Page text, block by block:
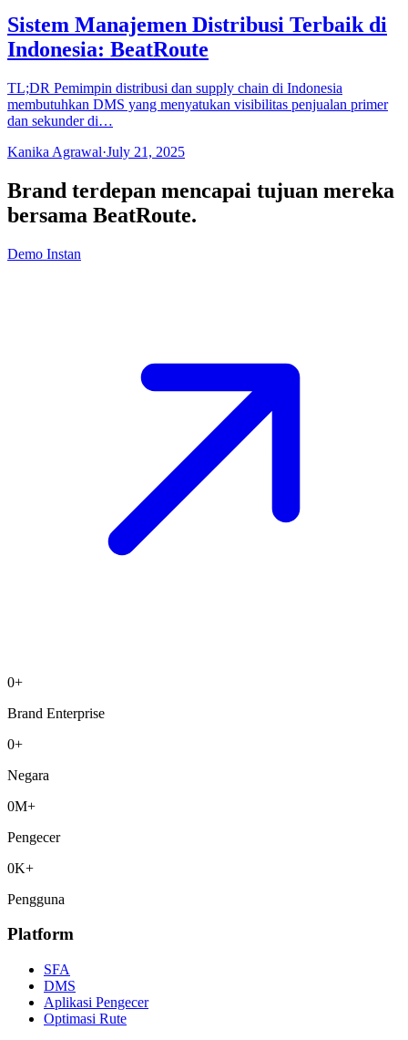
Sistem Manajemen Distribusi Terbaik di
Indonesia: BeatRoute
TL;DR Pemimpin distribusi dan supply chain di Indonesia
membutuhkan DMS yang menyatukan visibilitas penjualan primer
dan sekunder di…
Kanika Agrawal·July 21, 2025
Brand terdepan mencapai tujuan mereka
bersama BeatRoute.
Demo Instan
0+
Brand Enterprise
0+
Negara
0M+
Pengecer
0K+
Pengguna
Platform
SFA
DMS
Aplikasi Pengecer
Optimasi Rute